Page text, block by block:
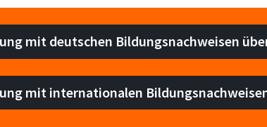
mit deutschen Bildungsnachweisen
mit internationalen